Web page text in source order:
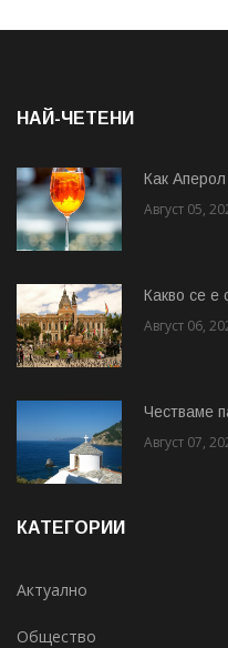
НАЙ-ЧЕТЕНИ
Как
Август 05,
Какво се е
Август 06,
Честваме
Август 07,
КАТЕГОРИИ
Актуално
Общество